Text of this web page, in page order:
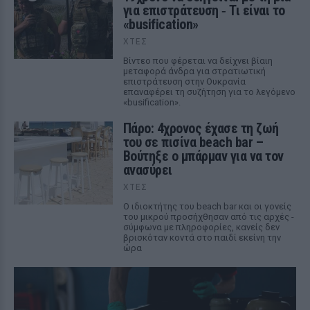
για επιστράτευση ‑ Τι είναι το
«busification»
ΧΤΕΣ
Βίντεο που φέρεται να δείχνει βίαιη
μεταφορά άνδρα για στρατιωτική
επιστράτευση στην Ουκρανία
επαναφέρει τη συζήτηση για το λεγόμενο
«busification».
Πάρο: 4χρονος έχασε τη ζωή
του σε πισίνα beach bar –
Βούτηξε ο μπάρμαν για να τον
ανασύρει
ΧΤΕΣ
Ο ιδιοκτήτης του beach bar και οι γονείς
του μικρού προσήχθησαν από τις αρχές -
σύμφωνα με πληροφορίες, κανείς δεν
βρισκόταν κοντά στο παιδί εκείνη την
ώρα